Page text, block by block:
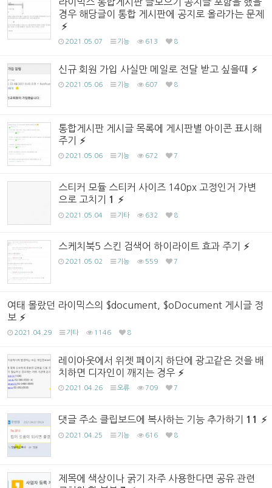
경우 해당글이 통합 게시판에 공지로 올라가는 문제
2021.05.07 기능 613 8
신규 회원 가입 사실만 메일로 전달 받고 싶을때
2021.05.06 기능 607 8
통합게시판 게시글 목록에 게시판별 아이콘 표시해
주기
2021.05.06 기능 672 7
스티커 모듈 스티커 사이즈 140px 고정인거 가변
으로 고치기
1
2021.05.04 기타 632 8
스케치북5 스킨 검색어 하이라이트 효과 주기
2021.05.02 기능 559 7
여태 몰랐던 라이믹스의 $document, $oDocument 게시글 정
보
2021.04.29 기타 1146 8
레이아웃에서 위젯 페이지 하단에 광고같은 것을 배
치하면 디자인이 깨지는 경우
2021.04.26 오류 709 7
댓글 주소 클립보드에 복사하는 기능 추가하기 11
2021.04.25 기능 616 8
제목에 색상이나 굵기 자주 사용한다면 공유 관련